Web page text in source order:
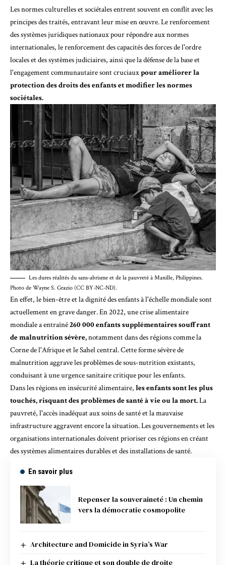
Les normes culturelles et sociétales entrent souvent en conflit avec les
principes des traités, entravant leur mise en œuvre. Le renforcement
des systèmes juridiques nationaux pour répondre aux normes
internationales, le renforcement des capacités des forces de l'ordre
locales et des systèmes judiciaires, ainsi que la défense de la base et
l'engagement communautaire sont cruciauxpour améliorer la
protection des droits des enfants et modifier les normes
sociétales.
Les dures réalités du sans-abrisme et de la pauvreté à Manille, Philippines.
Photo de Wayne S. Grazio (CC BY-NC-ND).
En effet, lebien-être et la dignitédes enfants à l'échelle mondiale sont
actuellement en grave danger. En 2022, une crise alimentaire
mondiale a entraîné260 000 enfants supplémentaires souffrant
de malnutrition sévère,notamment dans des régions comme la
Corne de l'Afrique et le Sahel central. Cette forme sévère de
malnutrition aggrave les problèmes de sous-nutrition existants,
conduisant à une urgence sanitaire critique pour les enfants.
Dans les régions en insécurité alimentaire, les enfants sont les plus
touchés, risquant des problèmes de santé à vie ou la mort.La
pauvreté, l'accès inadéquat aux soins de santé et la mauvaise
infrastructure aggravent encore la situation. Les gouvernements et les
organisations internationales doivent prioriser ces régions en créant
des systèmes alimentaires durables et des installations de santé.
En savoir plus
Repenser la souveraineté : Un chemin
vers la démocratie cosmopolite
Architecture and Domicide in Syria’s War
La théorie critique et son double de droite